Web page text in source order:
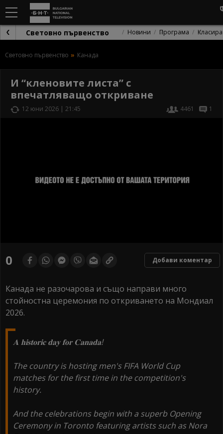
Световно първенство Новини Програма
Световно първенство Канада
И “кленовите листа” с
впечатляващо откриване
12 юни 2026 | 21:45 4461 1
of0 Добави коментар
Канада не разочарова и също направи много
стойностна церемония по откриването на Мондиал
2026.
𝐀 𝐡𝐢𝐬𝐭𝐨𝐫𝐢𝐜 𝐝𝐚𝐲 𝐟𝐨𝐫 𝐂𝐚𝐧𝐚𝐝𝐚!
The country is hosting men's FIFA World Cup
matches for the first time in the competition's
history.
And the celebrations begin with a superb Opening
Ceremony in Toronto featuring artists such as Nora